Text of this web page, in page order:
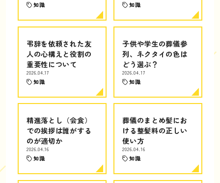
知識 知識
弔辞を依頼された友
人の心構えと役割の
重要性について
2026.04.17
知識
子供や学生の葬儀参
列、ネクタイの色は
どう選ぶ？
2026.04.17
知識
精進落とし（会食）
での挨拶は誰がする
のが適切か
2026.04.16
知識
葬儀のまとめ髪にお
ける整髪料の正しい
使い方
2026.04.16
知識